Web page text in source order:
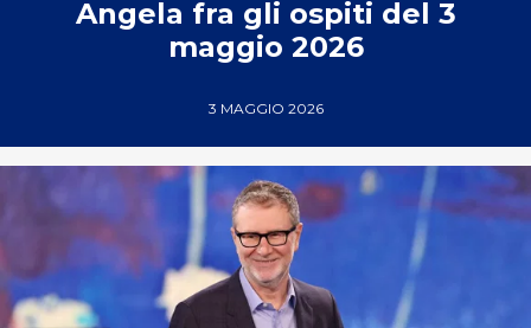
Angela fra gli ospiti del 3
maggio 2026
3 MAGGIO 2026